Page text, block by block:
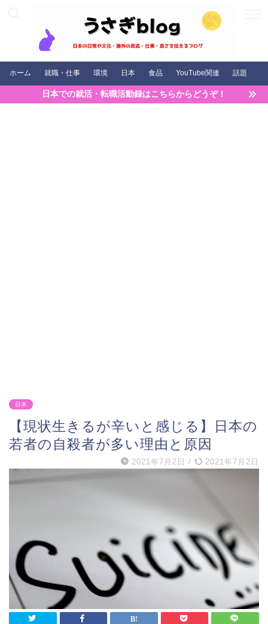
ホーム 就職・仕事 環境 日本 食品 YouTube関連 話題
日本での就活・転職活動録はこちらからどうぞ！
日本
【現状生きるが辛いと感じる】日本の
若者の自殺者が多い理由と原因
2021年7月2日 / 2021年7月2日